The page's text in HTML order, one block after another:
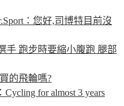
：您好,司博特目前沒
手 跑步時要縮小腹跑 腿部
的飛輪嗎?
：Cycling for almost 3 years